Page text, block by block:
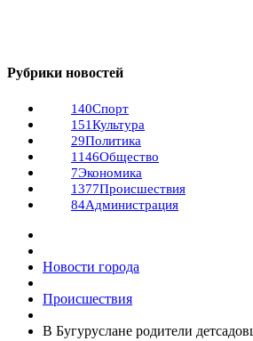
Рубрики новостей
140Спорт
151Культура
29Политика
1146Общество
7Экономика
1377Происшествия
84Администрация
Новости города
Происшествия
В Бугуруслане родители